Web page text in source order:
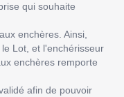
qui souhaite
enchères. Ainsi,
Lot, et l'enchérisseur
enchères remporte
afin de pouvoir